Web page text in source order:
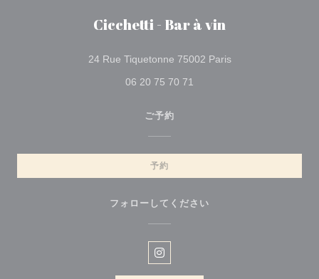
Cicchetti - Bar à vin
24 Rue Tiquetonne 75002 Paris((新しいウィンド
06 20 75 70 71
ご予約
予約
フォローしてください
Instagram ((新しいウィンドウ